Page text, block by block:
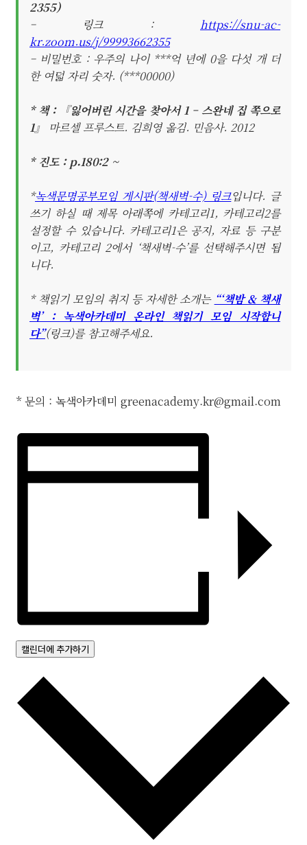
2355)
– 링크 : https://snu-ac-
kr.zoom.us/j/99993662355
– 비밀번호 : 우주의 나이 ***억 년에 0을 다섯 개 더
한 여덟 자리 숫자. (***00000)
* 책 : 『잃어버린 시간을 찾아서 1 – 스완네 집 쪽으로
1』 마르셀 프루스트. 김희영 옮김. 민음사. 2012
* 진도 : p.180:2 ~
*녹색문명공부모임 게시판(책새벽-수) 링크입니다. 글
쓰기 하실 때 제목 아래쪽에 카테고리1, 카테고리2를
설정할 수 있습니다. 카테고리1은 공지, 자료 등 구분
이고, 카테고리 2에서 ‘책새벽-수’를 선택해주시면 됩
니다.
* 책읽기 모임의 취지 등 자세한 소개는 “‘책밤 & 책새
벽’ : 녹색아카데미 온라인 책읽기 모임 시작합니
다”(링크)를 참고해주세요.
* 문의 : 녹색아카데미 greenacademy.kr@gmail.com
캘린더에 추가하기